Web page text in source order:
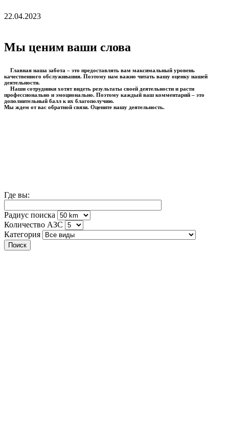
22.04.2023
Мы ценим ваши слова
Главная наша забота – это предоставлять вам максимальный уровень
качественного обслуживания. Поэтому нам важно читать вашу оценку нашей
деятельности.
Наши сотрудники хотят видеть результаты своей деятельности и расти
профессионально и эмоционально. Поэтому каждый ваш комментарий – это
дополнительный балл к их благополучию.
Мы ждем от вас обратной связи. Оцените нашу деятельность.
Где вы:
Радиус поиска
Количество АЗС
Категория